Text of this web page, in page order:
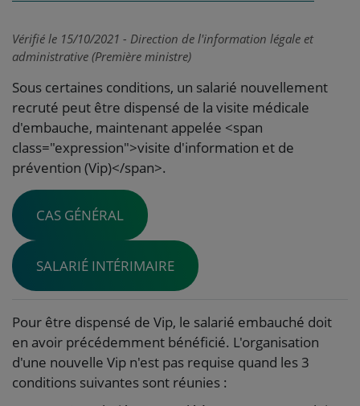
Vérifié le 15/10/2021 - Direction de l'information légale et
administrative (Première ministre)
Sous certaines conditions, un salarié nouvellement
recruté peut être dispensé de la visite médicale
d'embauche, maintenant appelée <span
class="expression">visite d'information et de
prévention (Vip)</span>.
CAS GÉNÉRAL
SALARIÉ INTÉRIMAIRE
Pour être dispensé de Vip, le salarié embauché doit
en avoir précédemment bénéficié. L'organisation
d'une nouvelle Vip n'est pas requise quand les 3
conditions suivantes sont réunies :